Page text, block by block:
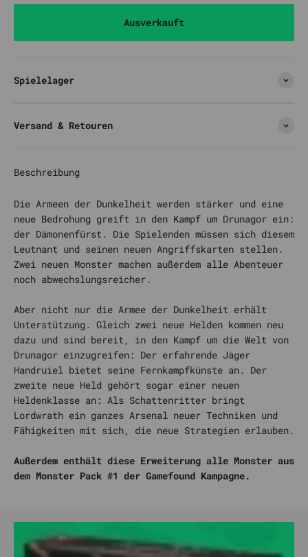
Ausverkauft
Spielelager
Versand & Retouren
Beschreibung
Die Armeen der Dunkelheit werden stärker und eine
neue Bedrohung greift in den Kampf um Drunagor ein:
der Dämonenfürst. Die Spielenden müssen sich diesem
Leutnant und seinen neuen Angriffskarten stellen.
Zwei neuen Monster machen außerdem alle Abenteuer
noch abwechslungsreicher.
Aber nicht nur die Armee der Dunkelheit erhält
Unterstützung. Gleich zwei neue Helden kommen neu
dazu und sind bereit, in den Kampf um die Welt von
Drunagor einzugreifen: Der erfahrende Jäger
Handruiel bietet seine Fernkampfkünste an. Der
zweite neue Held gehört sogar einer neuen
Heldenklasse an: Als Schattenritter bringt
Lordwrath ein ganzes Arsenal neuer Techniken und
Fähigkeiten mit sich, die neue Strategien erlauben.
Außerdem enthält diese Erweiterung alle Monster aus
dem Monster Pack #1 der Gamefound Kampagne.